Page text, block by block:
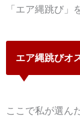
「エア縄跳び」
エア縄跳びオ
ここで私が選ん